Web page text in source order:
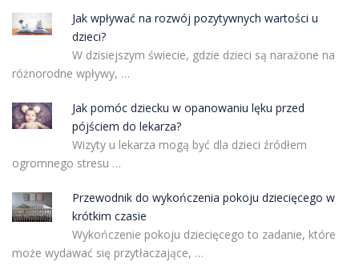
Jak wpływać na rozwój pozytywnych wartości u
dzieci?
W dzisiejszym świecie, gdzie dzieci są narażone na
różnorodne wpływy, …
Jak pomóc dziecku w opanowaniu lęku przed
pójściem do lekarza?
Wizyty u lekarza mogą być dla dzieci źródłem
ogromnego stresu …
Przewodnik do wykończenia pokoju dziecięcego w
krótkim czasie
Wykończenie pokoju dziecięcego to zadanie, które
może wydawać się przytłaczające, …